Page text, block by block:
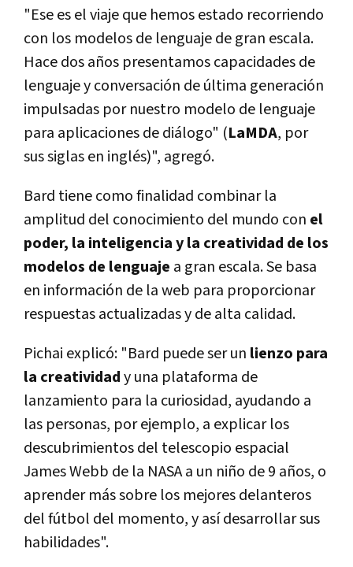
"Ese es el viaje que hemos estado recorriendo
con los modelos de lenguaje de gran escala.
Hace dos años presentamos capacidades de
lenguaje y conversación de última generación
impulsadas por nuestro modelo de lenguaje
para aplicaciones de diálogo" (LaMDA, por
sus siglas en inglés)", agregó.
Bard tiene como finalidad combinar la
amplitud del conocimiento del mundo con el
poder, la inteligencia y la creatividad de los
modelos de lenguaje a gran escala. Se basa
en información de la web para proporcionar
respuestas actualizadas y de alta calidad.
Pichai explicó: "Bard puede ser un lienzo para
la creatividady una plataforma de
lanzamiento para la curiosidad, ayudando a
las personas, por ejemplo, a explicar los
descubrimientos del telescopio espacial
James Webb de la NASA a un niño de 9 años, o
aprender más sobre los mejores delanteros
del fútbol del momento, y así desarrollar sus
habilidades".